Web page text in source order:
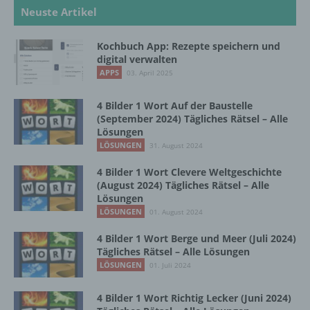
Neuste Artikel
Kochbuch App: Rezepte speichern und
digital verwalten
APPS 03. April 2025
4 Bilder 1 Wort Auf der Baustelle
(September 2024) Tägliches Rätsel – Alle
Lösungen
LÖSUNGEN 31. August 2024
4 Bilder 1 Wort Clevere Weltgeschichte
(August 2024) Tägliches Rätsel – Alle
Lösungen
LÖSUNGEN 01. August 2024
4 Bilder 1 Wort Berge und Meer (Juli 2024)
Tägliches Rätsel – Alle Lösungen
LÖSUNGEN 01. Juli 2024
4 Bilder 1 Wort Richtig Lecker (Juni 2024)
b) betroffene Person
Betroffene Person ist jede identifizierte oder
identifizierbare natürliche Person, deren
Verarbeitung Verantwortlichen verarbeitet
werden.
c) Verarbeitung
Verarbeitung ist jeder mit oder ohne Hilfe
automatisierter Verfahren ausgeführte
Zusammenhang mit personenbezogenen
Daten wie das Erheben, das Erfassen, die
Organisation, das Ordnen, die Speicherung,
die Anpassung oder Veränderung, das
Auslesen, das Abfragen, die Verwendung,
die Offenlegung durch Übermittlung,